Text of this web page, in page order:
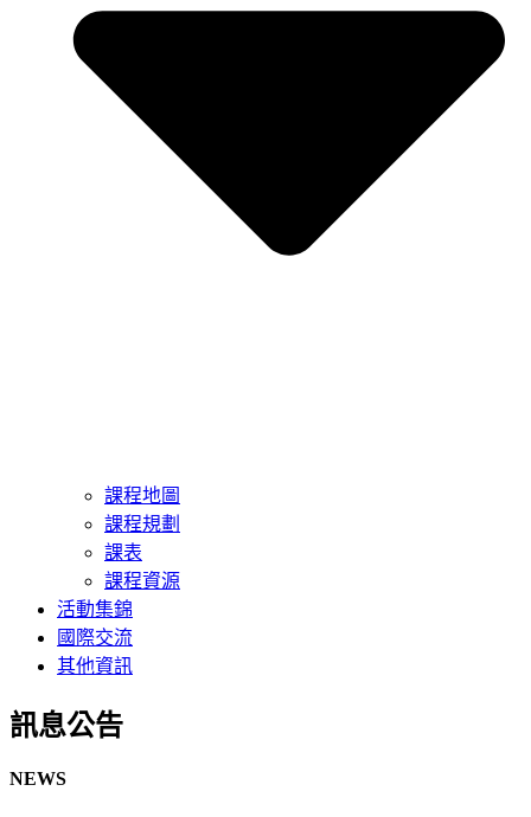
課程地圖
課程規劃
課表
課程資源
活動集錦
國際交流
其他資訊
訊息公告​
NEWS